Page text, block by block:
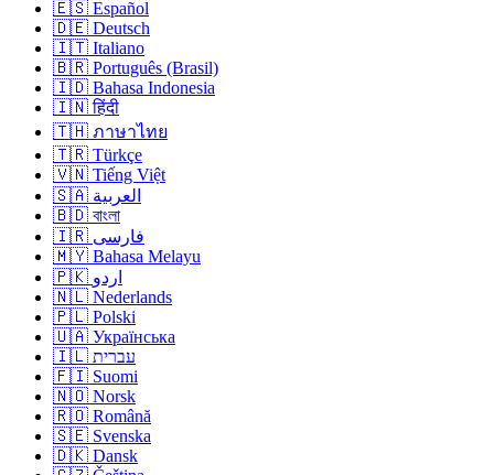
🇪🇸 Español
🇩🇪 Deutsch
🇮🇹 Italiano
🇧🇷 Português (Brasil)
🇮🇩 Bahasa Indonesia
🇮🇳 हिंदी
🇹🇭 ภาษาไทย
🇹🇷 Türkçe
🇻🇳 Tiếng Việt
🇸🇦 العربية
🇧🇩 বাংলা
🇮🇷 فارسی
🇲🇾 Bahasa Melayu
🇵🇰 اردو
🇳🇱 Nederlands
🇵🇱 Polski
🇺🇦 Українська
🇮🇱 עברית
🇫🇮 Suomi
🇳🇴 Norsk
🇷🇴 Română
🇸🇪 Svenska
🇩🇰 Dansk